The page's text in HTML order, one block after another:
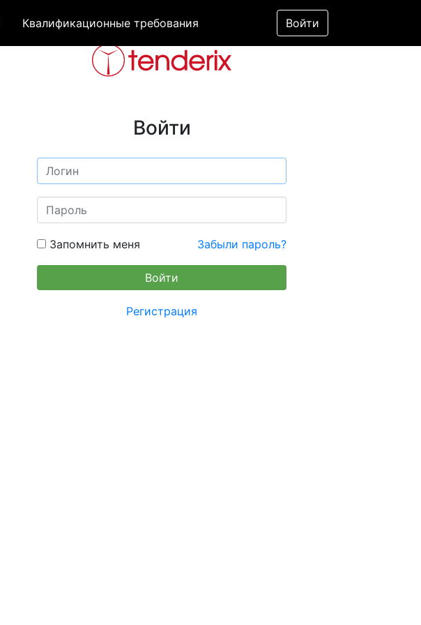
Квалификационные требования Войти
Войти
Запомнить меня Забыли пароль?
Регистрация